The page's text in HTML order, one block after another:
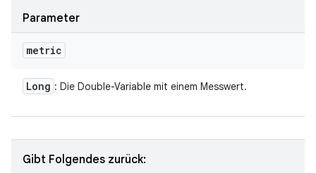
Parameter
metric
Long : Die Double-Variable mit einem Messwert.
Gibt Folgendes zurück: